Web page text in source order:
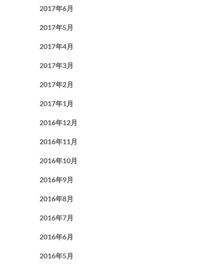
2017年6月
2017年5月
2017年4月
2017年3月
2017年2月
2017年1月
2016年12月
2016年11月
2016年10月
2016年9月
2016年8月
2016年7月
2016年6月
2016年5月